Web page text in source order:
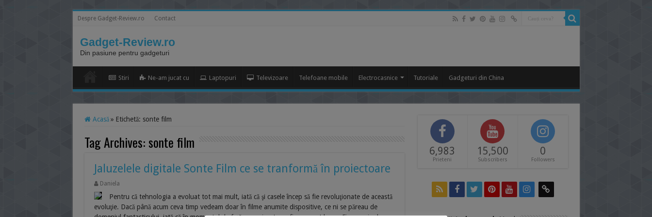
Despre Gadget-Review.ro Contact
Gadget-Review.ro
Din pasiune pentru gadgeturi
Stiri Ne-am jucat cu Laptopuri Televizoare Telefoane mobile Electrocasnice Tutoriale Gadgeturi din China
Acasă » Etichetă: sonte film
Tag Archives:sonte film
Jaluzelele digitale Sonte Film ce se tranformă în proiectoare
Daniela
Pentru că tehnologia a evoluat tot mai mult, iată că şi casele încep să fie revoluţionate de această
evoluţie. Dacă până acum ceva timp vedeam doar în filme anumite dispositive, ce ni se păreau de
6,983
Prieteni
15,500
Subscribers
0
Followers